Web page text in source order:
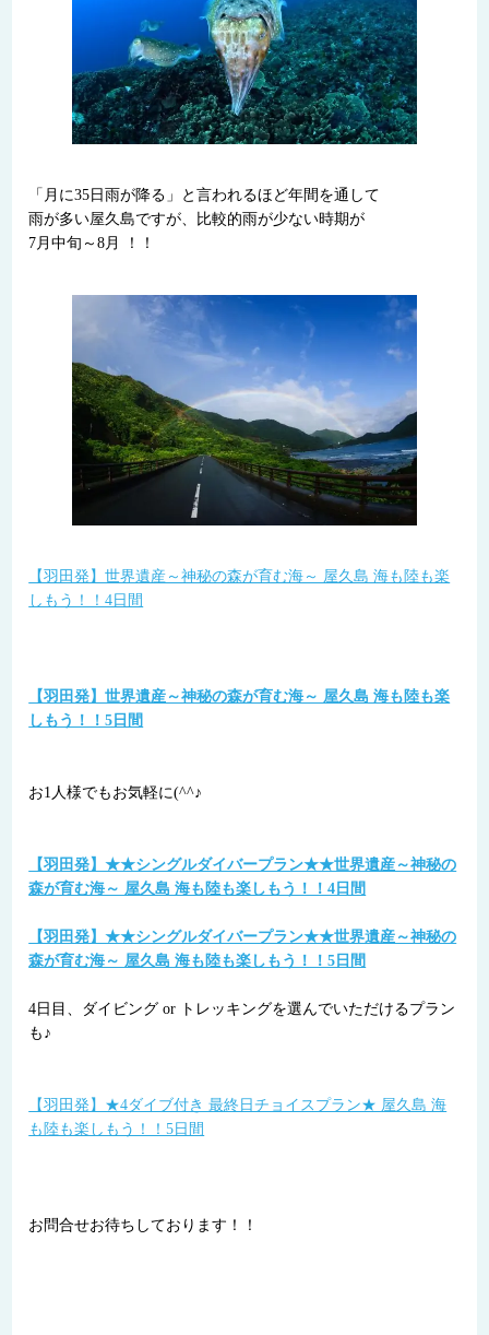
「月に35日雨が降る」と言われるほど年間を通して
雨が多い屋久島ですが、比較的雨が少ない時期が
7月中旬～8月 ！！
【羽田発】世界遺産～神秘の森が育む海～ 屋久島 海も陸も楽
しもう！！4日間
【羽田発】世界遺産～神秘の森が育む海～ 屋久島 海も陸も楽
しもう！！5日間
お1人様でもお気軽に(^^♪
【羽田発】★★シングルダイバープラン★★世界遺産～神秘の
森が育む海～ 屋久島 海も陸も楽しもう！！4日間
【羽田発】★★シングルダイバープラン★★世界遺産～神秘の
森が育む海～ 屋久島 海も陸も楽しもう！！5日間
4日目、ダイビング or トレッキングを選んでいただけるプラン
も♪
【羽田発】★4ダイブ付き 最終日チョイスプラン★ 屋久島 海
も陸も楽しもう！！5日間
お問合せお待ちしております！！